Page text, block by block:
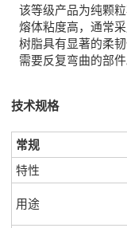
该等级产品为纯颗
熔体粘度高，通常
树脂具有显著的柔
需要反复弯曲的部件
技术规格
常规
特性
用途